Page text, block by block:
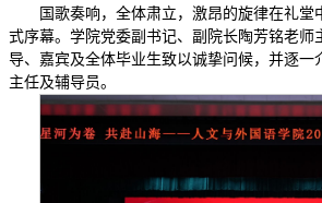
国歌奏响，全体肃立，激昂的旋律在礼堂
式序幕。学院党委副书记、副院长陶芳铭老师
导、嘉宾及全体毕业生致以诚挚问候，并逐一
主任及辅导员。